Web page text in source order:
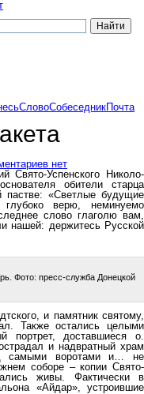
СловоСобеседникПочта
нет
Свято-Успенского Николо-
обители старца
пастве: «Светлые будущие
верю, неминуемо
слово глаголю вам,
нашей: держитесь Русской
Фото: пресс-служба Донецкой
и памятник святому,
Также остались целыми
портрет, доставшиеся о.
и надвратный храм
самыми воротами и… не
соборе – копии Свято-
живы. Фактически в
«Айдар», устроившие